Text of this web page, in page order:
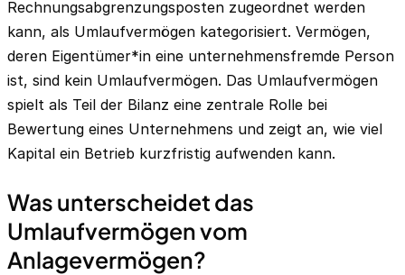
Rechnungsabgrenzungsposten zugeordnet werden
kann, als Umlaufvermögen kategorisiert. Vermögen,
deren Eigentümer*in eine unternehmensfremde Person
ist, sind kein Umlaufvermögen. Das Umlaufvermögen
spielt als Teil der Bilanz eine zentrale Rolle bei
Bewertung eines Unternehmens und zeigt an, wie viel
Kapital ein Betrieb kurzfristig aufwenden kann.
Was unterscheidet das
Umlaufvermögen vom
Anlagevermögen?